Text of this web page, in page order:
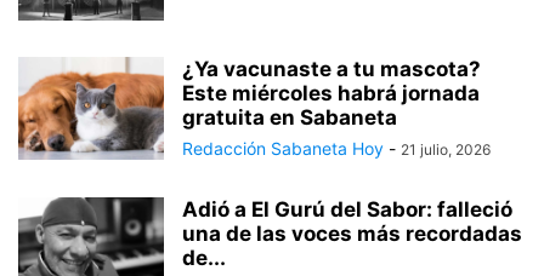
¿Ya vacunaste a tu mascota?
Este miércoles habrá jornada
gratuita en Sabaneta
Redacción Sabaneta Hoy - 21 julio, 2026
Adió a El Gurú del Sabor: falleció
una de las voces más recordadas
de...